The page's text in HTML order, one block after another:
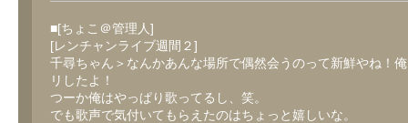
■[ちょこ＠管理人]
[レンチャンライブ週間２]
千尋ちゃん＞なんかあんな場所で偶然会うのって新鮮やね！
リしたよ！
つーか俺はやっぱり歌ってるし、笑。
でも歌声で気付いてもらえたのはちょっと嬉しいな。